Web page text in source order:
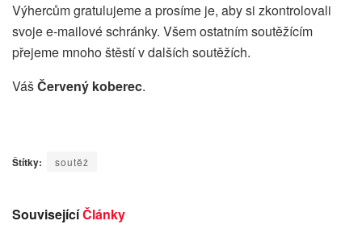
Výhercům gratulujeme a prosíme je, aby si zkontrolovali
svoje e-mailové schránky. Všem ostatním soutěžícím
přejeme mnoho štěstí v dalších soutěžích.
VášČervený koberec.
Štítky: soutěž
SouvisejícíČlánky